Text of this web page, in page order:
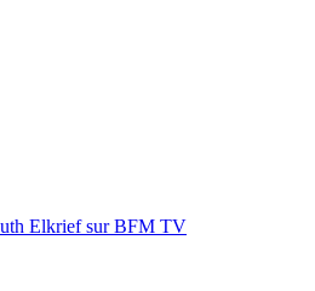
Elkrief sur BFM TV